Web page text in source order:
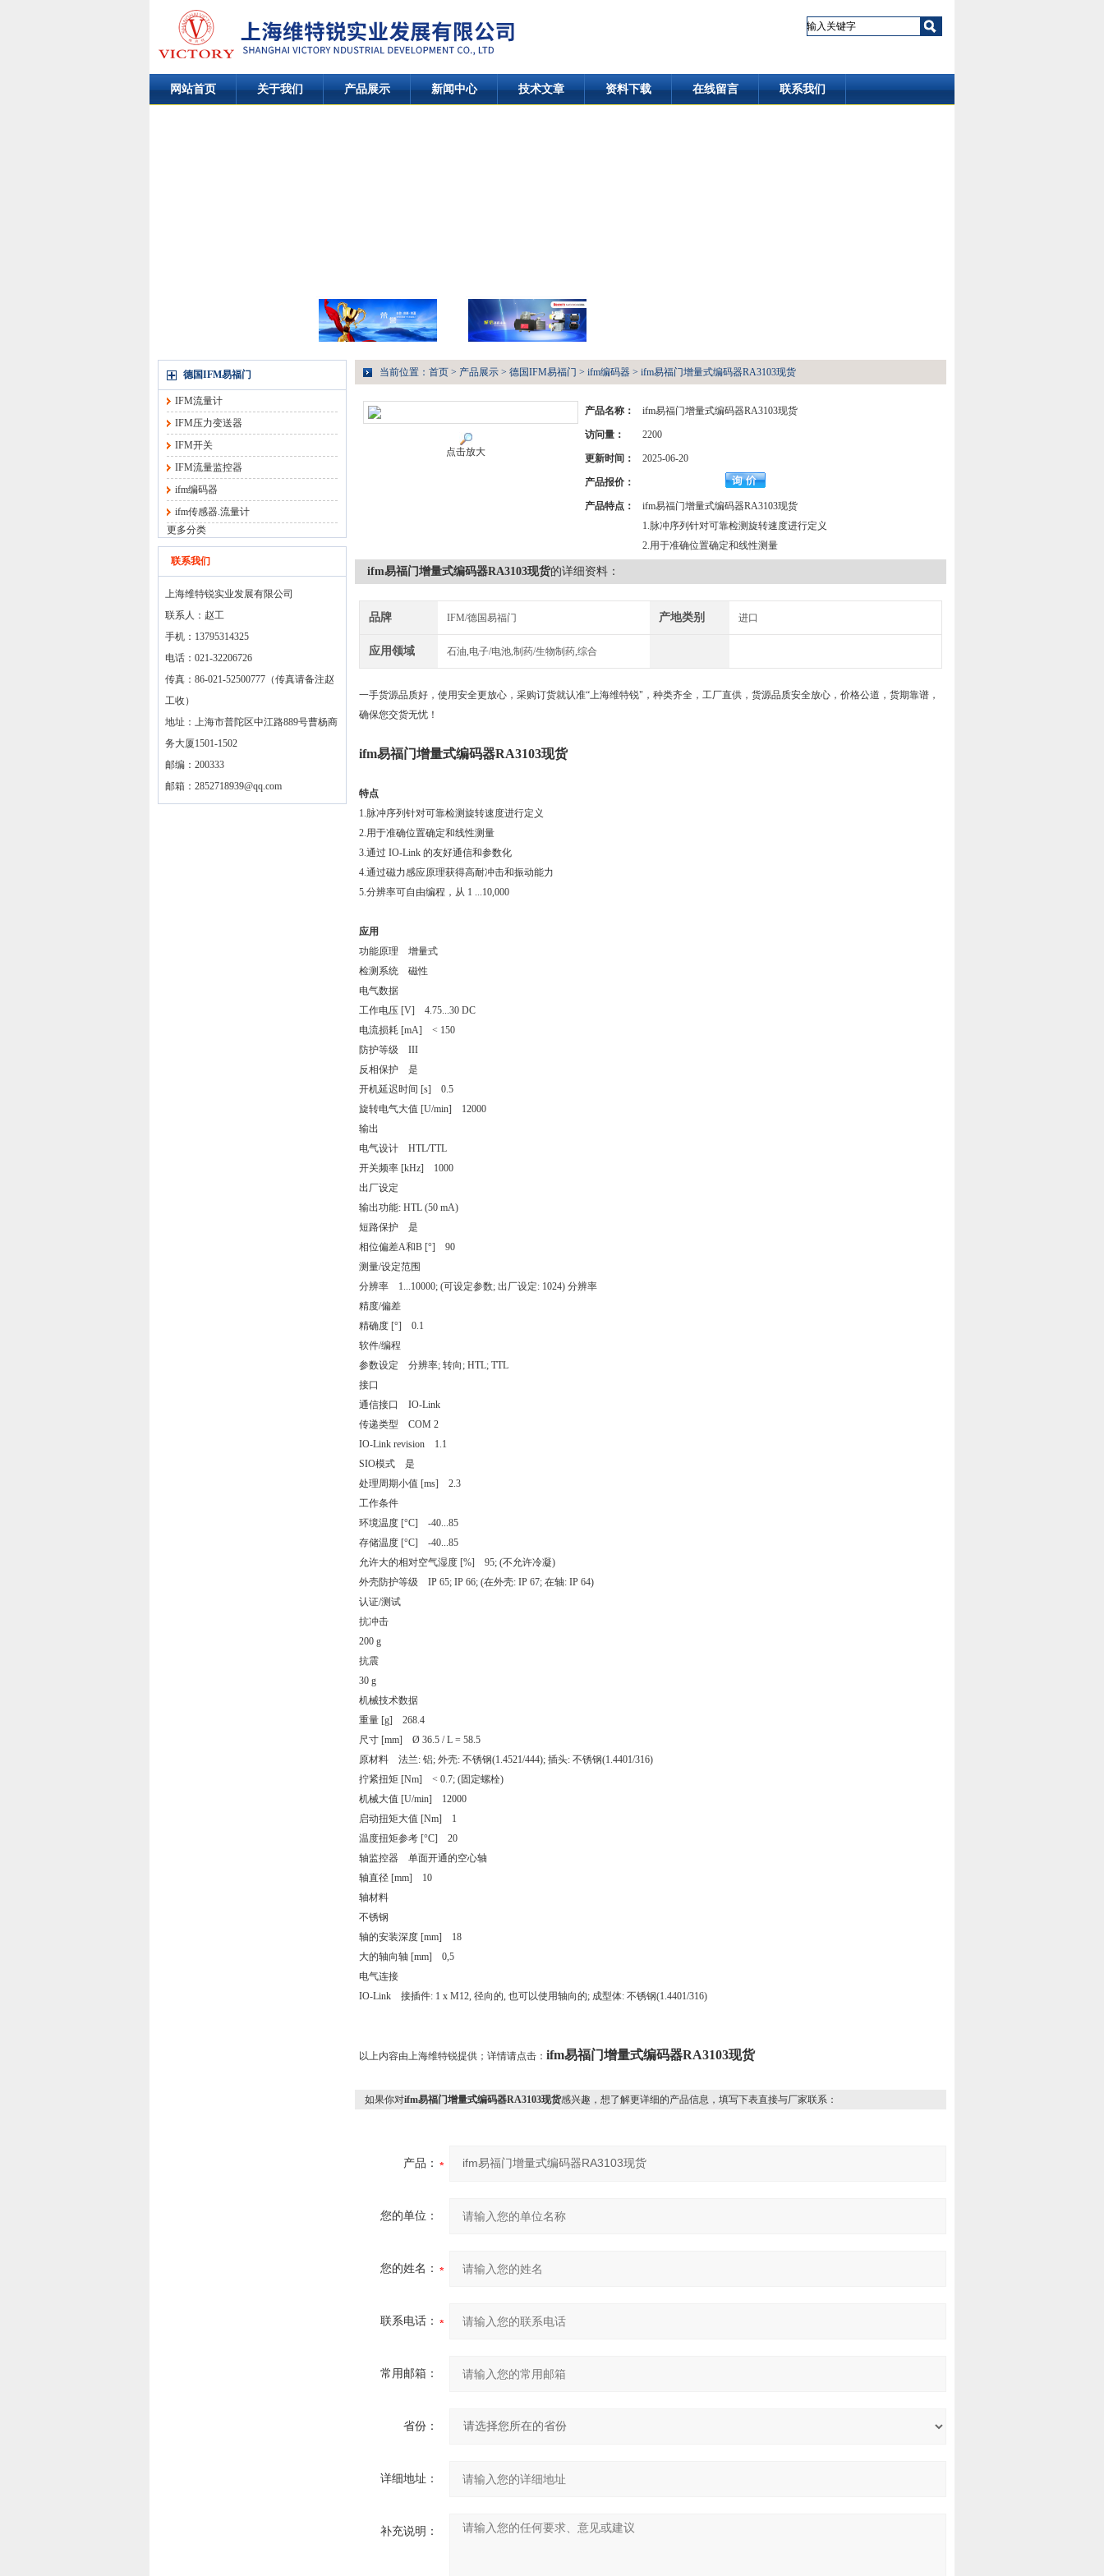
网站首页 关于我们 产品展示 新闻中心 技术文章 资料下载 在线留言 联系我们
德国IFM易福门
IFM流量计
IFM压力变送器
IFM开关
IFM流量监控器
ifm编码器
ifm传感器.流量计
更多分类
联系我们
上海维特锐实业发展有限公司
联系人：赵工
手机：13795314325
电话：021-32206726
传真：86-021-52500777（传真请备注赵
工收）
地址：上海市普陀区中江路889号曹杨商
务大厦1501-1502
邮编：200333
邮箱： 2852718939@qq.com
当前位置： 首页 > 产品展示 > 德国IFM易福门 > ifm编码器 > ifm易福门增量式编码器RA3103现货
点击放大
产品名称： ifm易福门增量式编码器RA3103现货
访问量： 2200
更新时间： 2025-06-20
产品报价：
产品特点：
ifm易福门增量式编码器RA3103现货
1.脉冲序列针对可靠检测旋转速度进行定义
2.用于准确位置确定和线性测量
ifm易福门增量式编码器RA3103现货的详细资料：
品牌 IFM/德国易福门 产地类别 进口
应用领域 石油,电子/电池,制药/生物制药,综合
一手货源品质好，使用安全更放心，采购订货就认准“上海维特锐"，种类齐全，工厂直供，货源品质安全放心，价格公道，货期靠谱，
确保您交货无忧！
ifm易福门增量式编码器RA3103现货
特点
1.脉冲序列针对可靠检测旋转速度进行定义
2.用于准确位置确定和线性测量
3.通过 IO-Link 的友好通信和参数化
4.通过磁力感应原理获得高耐冲击和振动能力
5.分辨率可自由编程，从 1 ...10,000
应用
功能原理 增量式
检测系统 磁性
电气数据
工作电压 [V] 4.75...30 DC
电流损耗 [mA] < 150
防护等级 III
反相保护 是
开机延迟时间 [s] 0.5
旋转电气大值 [U/min] 12000
输出
电气设计 HTL/TTL
开关频率 [kHz] 1000
出厂设定
输出功能: HTL (50 mA)
短路保护 是
相位偏差A和B [°] 90
测量/设定范围
分辨率 1...10000; (可设定参数; 出厂设定: 1024) 分辨率
精度/偏差
精确度 [°] 0.1
软件/编程
参数设定 分辨率; 转向; HTL; TTL
接口
通信接口 IO-Link
传递类型 COM 2
IO-Link revision 1.1
SIO模式 是
处理周期小值 [ms] 2.3
工作条件
环境温度 [°C] -40...85
存储温度 [°C] -40...85
允许大的相对空气湿度 [%] 95; (不允许冷凝)
外壳防护等级 IP 65; IP 66; (在外壳: IP 67; 在轴: IP 64)
认证/测试
抗冲击
200 g
抗震
30 g
机械技术数据
重量 [g] 268.4
尺寸 [mm] Ø 36.5 / L = 58.5
原材料 法兰: 铝; 外壳: 不锈钢(1.4521/444); 插头: 不锈钢(1.4401/316)
拧紧扭矩 [Nm] < 0.7; (固定螺栓)
机械大值 [U/min] 12000
启动扭矩大值 [Nm] 1
温度扭矩参考 [°C] 20
轴监控器 单面开通的空心轴
轴直径 [mm] 10
轴材料
不锈钢
轴的安装深度 [mm] 18
大的轴向轴 [mm] 0,5
电气连接
IO-Link 接插件: 1 x M12, 径向的, 也可以使用轴向的; 成型体: 不锈钢(1.4401/316)
以上内容由上海维特锐提供；详情请点击： ifm易福门增量式编码器RA3103现货
如果你对ifm易福门增量式编码器RA3103现货感兴趣，想了解更详细的产品信息，填写下表直接与厂家联系：
产品：
您的单位：
您的姓名：
联系电话：
常用邮箱：
省份：
详细地址：
补充说明：